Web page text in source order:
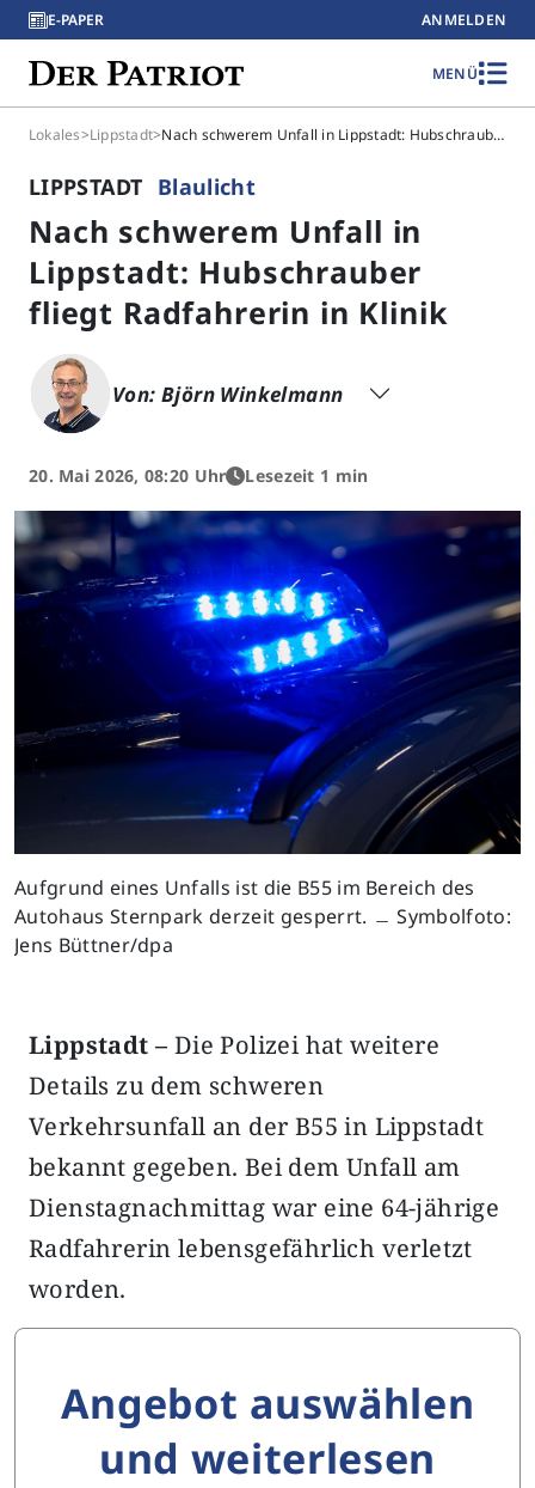
E-PAPER ANMELDEN
MENÜ
Lokales>Lippstadt> Nach schwerem Unfall in Lippstadt: Hubschrauber fliegt Radfahrerin in Klinik
LIPPSTADT Blaulicht
Nach schwerem Unfall in
Lippstadt: Hubschrauber
fliegt Radfahrerin in Klinik
Von: Björn Winkelmann
20. Mai 2026, 08:20 Uhr Lesezeit 1 min
Aufgrund eines Unfalls ist die B55 im Bereich des
Autohaus Sternpark derzeit gesperrt. ﹘ Symbolfoto:
Jens Büttner/dpa
Lippstadt – Die Polizei hat weitere
Details zu dem schweren
Verkehrsunfall an der B55 in Lippstadt
bekannt gegeben. Bei dem Unfall am
Dienstagnachmittag war eine 64-jährige
Radfahrerin lebensgefährlich verletzt
worden.
Angebot auswählen
und weiterlesen